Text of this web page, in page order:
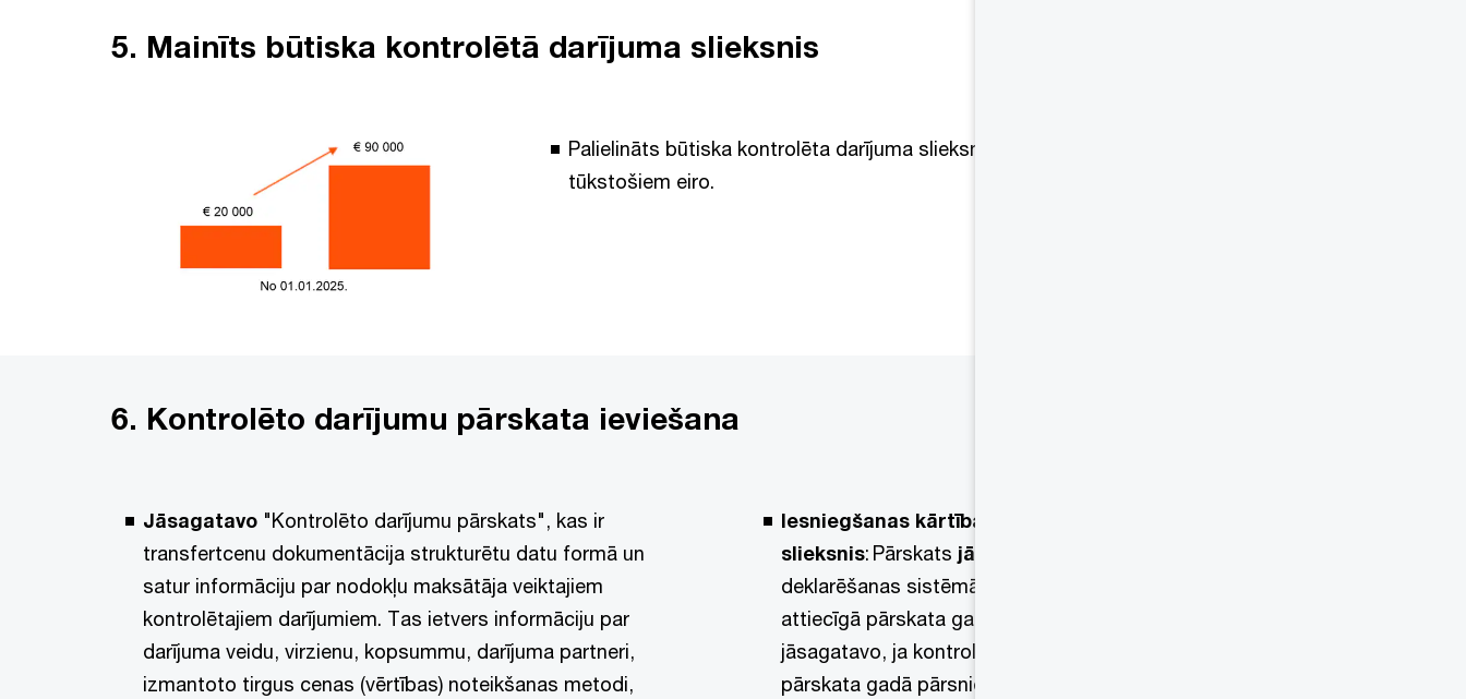
5. Mainīts būtiska kontrolētā darījuma slieksnis
Palielināts būtiska kontrolēta darījuma slieksnis no 20 tūkstošiem eiro uz 90
tūkstošiem eiro.
6. Kontrolēto darījumu pārskata ieviešana
Jāsagatavo "Kontrolēto darījumu pārskats", kas ir
transfertcenu dokumentācija strukturētu datu formā un
satur informāciju par nodokļu maksātāja veiktajiem
kontrolētajiem darījumiem. Tas ietvers informāciju par
darījuma veidu, virzienu, kopsummu, darījuma partneri,
izmantoto tirgus cenas (vērtības) noteikšanas metodi,
Iesniegšanas kārtība un
slieksnis: Pārskats jāiesniedz
deklarēšanas sistēmā (“EDS”) 12 mēnešu laikā pēc
attiecīgā pārskata gada beigām. Šis pārskats būs
jāsagatavo, ja kontrolēto darījumu summa attiecīgajā
pārskata gadā pārsniedz 250 000 euro. Pārskats EDS būs